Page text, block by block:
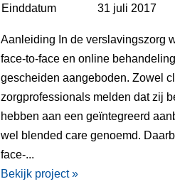
Einddatum
31 juli 2017
Aanleiding In de verslavingszorg
face-to-face en online
gescheiden aangeboden. Zowel
zorgprofessionals melden dat zij
hebben aan een geïntegreerd
wel blended care genoemd.
face-...
Bekijk project »